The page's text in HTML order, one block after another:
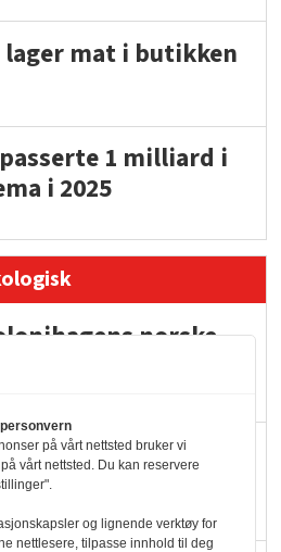
lager mat i butikken
1 milliard i
i 2025
norske
Kolby vant
Norge sin
på vårt nettsted bruker vi
vårt nettsted. Du kan reservere
og lignende verktøy for
nettlesere, tilpasse innhold til deg